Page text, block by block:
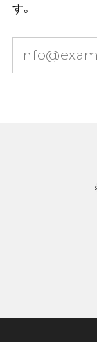
す。